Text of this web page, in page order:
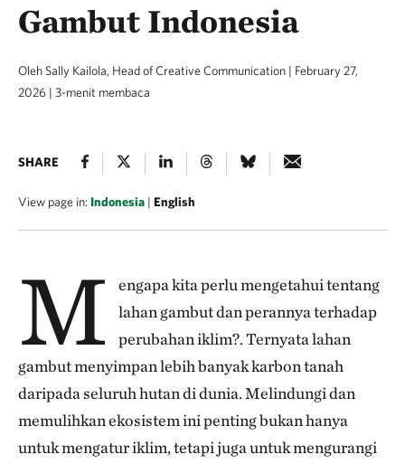
Gambut Indonesia
Oleh Sally Kailola, Head of Creative Communication | February 27,
2026 | 3-menit membaca
SHARE
View page in: Indonesia | English
M
engapa kita perlu mengetahui tentang
lahan gambut dan perannya terhadap
perubahan iklim?. Ternyata lahan
gambut menyimpan lebih banyak karbon tanah
daripada seluruh hutan di dunia. Melindungi dan
memulihkan ekosistem ini penting bukan hanya
untuk mengatur iklim, tetapi juga untuk mengurangi